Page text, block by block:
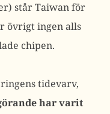
står Taiwan för
övrigt ingen alls
chipen.
tidevarv,
har varit